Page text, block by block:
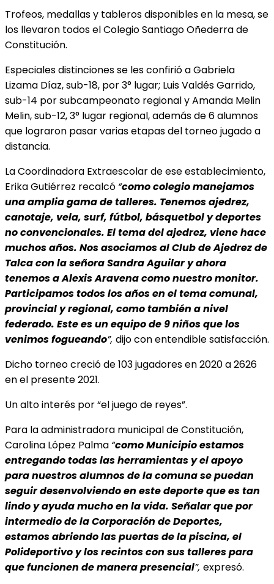
Trofeos, medallas y tableros disponibles en la mesa, se
los llevaron todos el Colegio Santiago Oñederra de
Constitución.
Especiales distinciones se les confirió a Gabriela
Lizama Díaz, sub-18, por 3° lugar; Luis Valdés Garrido,
sub-14 por subcampeonato regional y Amanda Melin
Melin, sub-12, 3° lugar regional, además de 6 alumnos
que lograron pasar varias etapas del torneo jugado a
distancia.
La Coordinadora Extraescolar de ese establecimiento,
Erika Gutiérrez recalcó “como colegiomanejamos
una amplia gama de talleres. Tenemos ajedrez,
canotaje, vela, surf, fútbol, básquetbol y deportes
no convencionales. El tema del ajedrez, viene hace
muchos años. Nos asociamos al Club de Ajedrez de
Talca con la señora Sandra Aguilar y ahora
tenemos a Alexis Aravena como nuestro monitor.
Participamos todos los años en el tema comunal,
provincial y regional, como también a nivel
federado. Este es un equipo de 9 niños que los
venimos fogueando”, dijo con entendible satisfacción.
Dicho torneo creció de 103 jugadores en 2020 a 2626
en el presente 2021.
Un alto interés por “el juego de reyes”.
Para la administradora municipal de Constitución,
Carolina López Palma “como Municipio estamos
entregando todas las herramientas y el apoyo
para nuestros alumnos de la comuna se puedan
seguir desenvolviendo en este deporte que es tan
lindo y ayuda mucho en la vida. Señalar que por
intermedio de la Corporación de Deportes,
estamos abriendo las puertas de la piscina, el
Polideportivo y los recintos con sus talleres para
que funcionen demanera presencial”, expresó.